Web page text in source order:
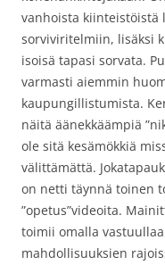
vanhoista
sorviviritelmiin, lisäksi
isoisä tapasi sorvata.
varmasti aiemmin
kaupungillistumista.
näitä äänekkäämpiä
ole sitä kesämökkiä
välittämättä.
on netti täynnä toinen
”opetus”videoita.
toimii omalla
mahdollisuuksien